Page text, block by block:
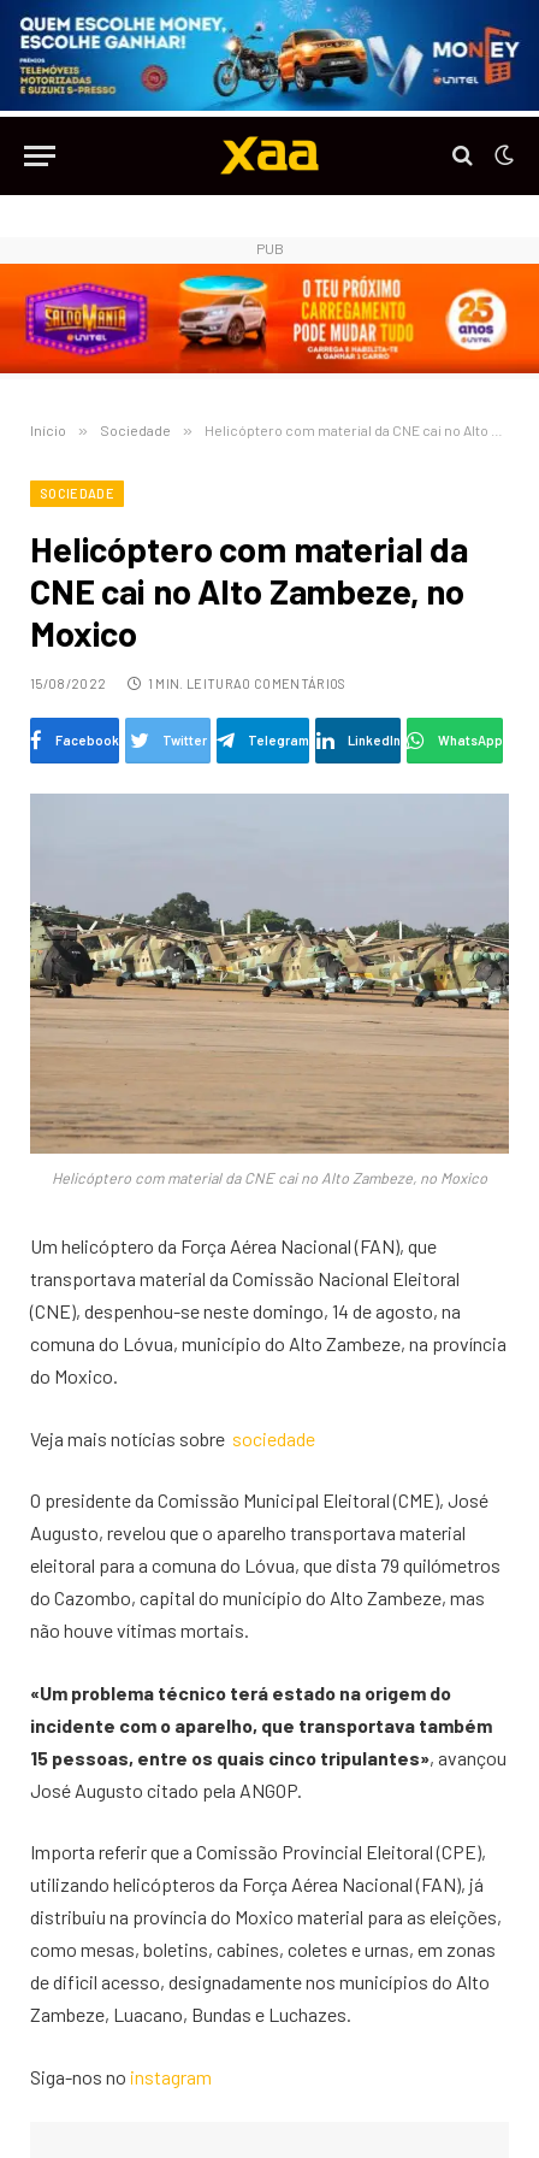
PUB
Início » Sociedade » Helicóptero com material da CNE cai no Alto Zambeze, no Moxico
SOCIEDADE
Helicóptero com material da
CNE cai no Alto Zambeze, no
Moxico
15/08/2022 1 MIN. LEITURA0 COMENTÁRIOS
Facebook Twitter Telegram LinkedIn WhatsApp
Helicóptero com material da CNE cai no Alto Zambeze, no Moxico
Um helicóptero da Força Aérea Nacional (FAN), que
transportava material da Comissão Nacional Eleitoral
(CNE), despenhou-se neste domingo, 14 de agosto, na
comuna do Lóvua, município do Alto Zambeze, na província
do Moxico.
Veja mais notícias sobre sociedade
O presidente da Comissão Municipal Eleitoral (CME), José
Augusto, revelou que o aparelho transportava material
eleitoral para a comuna do Lóvua, que dista 79 quilómetros
do Cazombo, capital do município do Alto Zambeze, mas
não houve vítimas mortais.
«Um problema técnico terá estado na origem do
incidente com o aparelho, que transportava também
15 pessoas, entre os quais cinco tripulantes», avançou
José Augusto citado pela ANGOP.
Importa referir que a Comissão Provincial Eleitoral (CPE),
utilizando helicópteros da Força Aérea Nacional (FAN), já
distribuiu na província do Moxico material para as eleições,
como mesas, boletins, cabines, coletes e urnas, em zonas
de dificil acesso, designadamente nos municípios do Alto
Zambeze, Luacano, Bundas e Luchazes.
Siga-nos no instagram